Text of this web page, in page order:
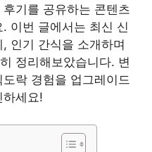
기를 공유하는 콘텐츠
이번 글에서는 최신 신
인기 간식을 소개하며
정리해보았습니다. 변
락 경험을 업그레이드
세요!